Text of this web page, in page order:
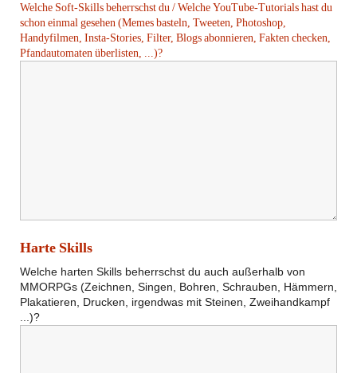
Welche Soft-Skills beherrschst du / Welche YouTube-Tutorials hast du
schon einmal gesehen (Memes basteln, Tweeten, Photoshop,
Handyfilmen, Insta-Stories, Filter, Blogs abonnieren, Fakten checken,
Pfandautomaten überlisten, ...)?
Harte Skills
Welche harten Skills beherrschst du auch außerhalb von
MMORPGs (Zeichnen, Singen, Bohren, Schrauben, Hämmern,
Plakatieren, Drucken, irgendwas mit Steinen, Zweihandkampf
...)?